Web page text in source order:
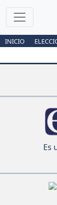
INICIO
Es